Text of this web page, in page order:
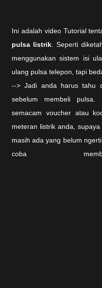
Ini adalah video Tutorial
pulsa listrik. Seperti
menggunakan sistem isi
ulang pulsa telepon, tapi
--> Jadi anda harus tahu
sebelum membeli pulsa.
semacam voucher atau
meteran listrik anda,
masih ada yang belum
coba